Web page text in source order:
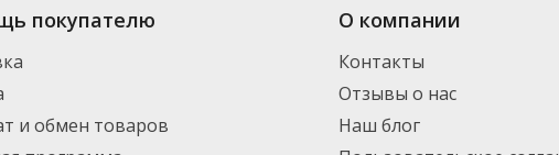
магазина «Офисная Служба» большой выбор: в наличии более 36 видов от
заказа. Доставим по Санкт-Петербургу (от 3000 рублей - бесплатно), а
заказ 1500 руб.
покупателю
и обмен товаров
О компании
Контакты
Отзывы о нас
Наш блог